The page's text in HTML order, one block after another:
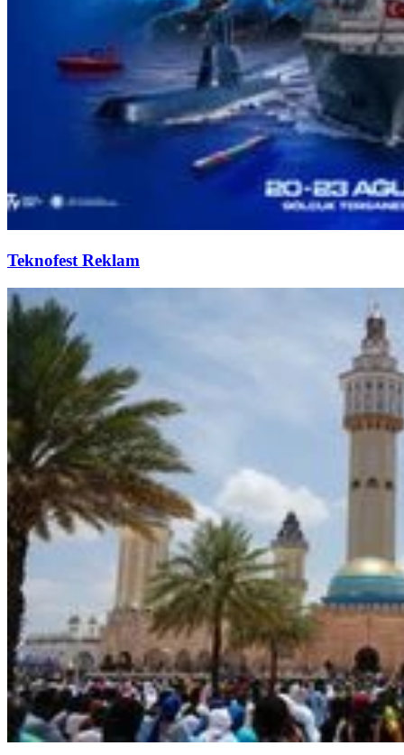
Teknofest Reklam